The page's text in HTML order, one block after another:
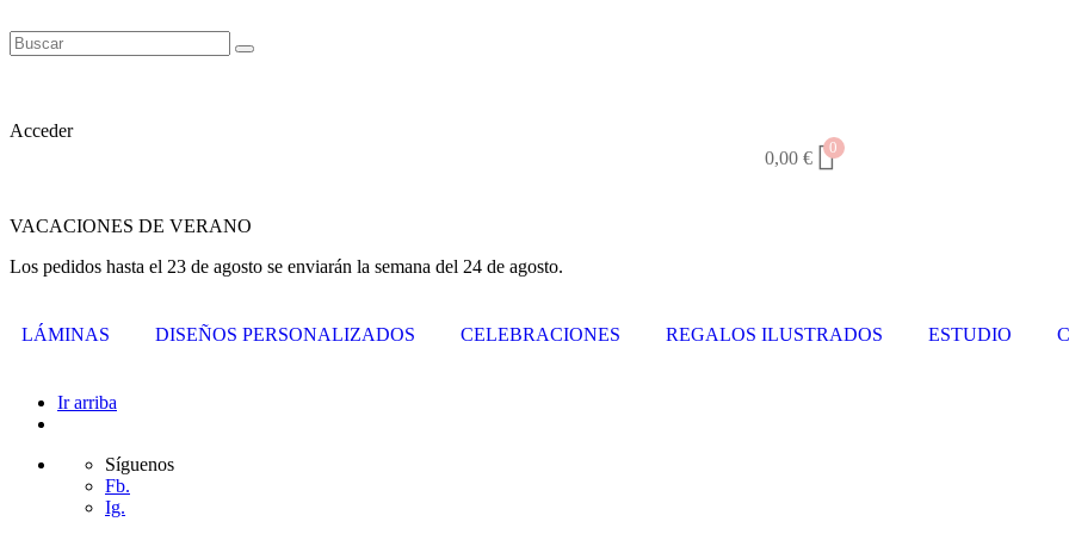
Acceder
0,00 €
0
VACACIONES DE VERANO
Los pedidos hasta el 23 de agosto se enviarán la semana del 24 de agosto.
LÁMINAS DISEÑOS PERSONALIZADOS CELEBRACIONES REGALOS ILUSTRADOS ESTUDIO
Ir arriba
Síguenos
Fb.
Ig.